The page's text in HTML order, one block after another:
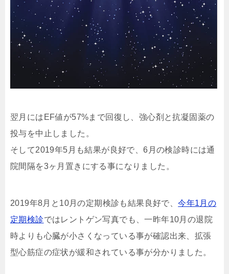
翌月にはEF値が57%まで回復し、強心剤と抗凝固薬の
投与を中止しました。
そして2019年5月も結果が良好で、6月の検診時には通
院間隔を3ヶ月置きにする事になりました。
2019年8月と10月の定期検診も結果良好で、今年1月の
定期検診ではレントゲン写真でも、一昨年10月の退院
時よりも心臓が小さくなっている事が確認出来、拡張
型心筋症の症状が緩和されている事が分かりました。